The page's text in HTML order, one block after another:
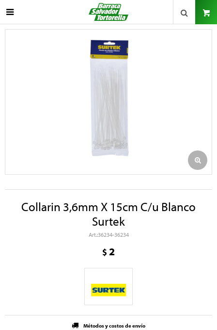

Collarin 3,6mm X 15cm C/u Blanco
Surtek
36234-36234
$ 2
Métodos y costos de envío